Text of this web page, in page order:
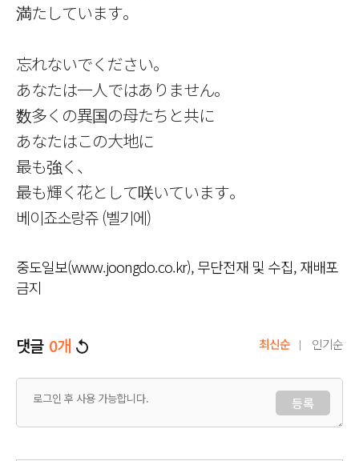
満たしています。
忘れないでください。
あなたは一人ではありません。
数多くの異国の母たちと共に
あなたはこの大地に
最も強く、
最も輝く花として咲いています。
베이죠소랑쥬 (벨기에)
중도일보(www.joongdo.co.kr), 무단전재 및 수집, 재배포
금지
댓글 0개 최신순 인기순
등록